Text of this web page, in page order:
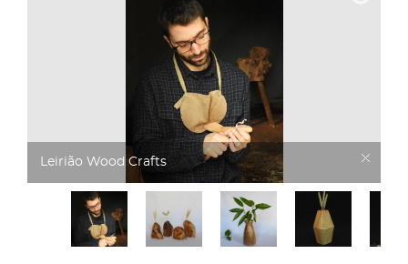
Leirião Wood Crafts